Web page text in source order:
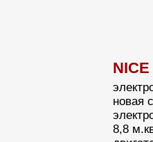
новая
8,8